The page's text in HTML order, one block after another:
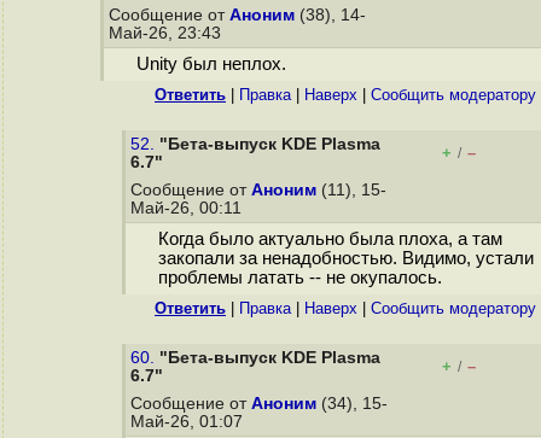
Сообщение от Аноним (38), 14-
Май-26, 23:43
Unity был неплох.
Ответить Правка| Наверх Cообщить модератору
52. "Бета-выпуск KDE Plasma
6.7"
+ / –
Сообщение от Аноним (11), 15-
Май-26, 00:11
Когда было актуально была плоха, а там
закопали за ненадобностью. Видимо, устали
проблемы латать -- не окупалось.
Ответить Правка| Наверх Cообщить модератору
60. "Бета-выпуск KDE Plasma
6.7"
+ / –
Сообщение от Аноним (34), 15-
Май-26, 01:07